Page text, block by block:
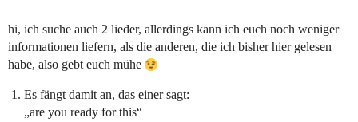
hi, ich suche auch 2 lieder, allerdings kann ich euch noch weniger
informationen liefern, als die anderen, die ich bisher hier gelesen
habe, also gebt euch mühe
Es fängt damit an, das einer sagt:
„are you ready for this“